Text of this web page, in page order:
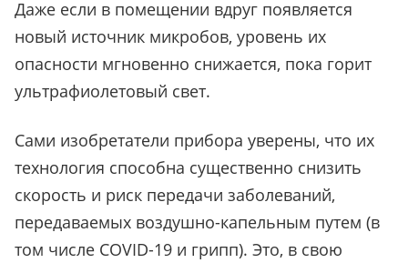
Даже если в помещении вдруг появляется
новый источник микробов, уровень их
опасности мгновенно снижается, пока горит
ультрафиолетовый свет.
Сами изобретатели прибора уверены, что их
технология способна существенно снизить
скорость и риск передачи заболеваний,
передаваемых воздушно-капельным путем (в
том числе COVID-19 и грипп). Это, в свою